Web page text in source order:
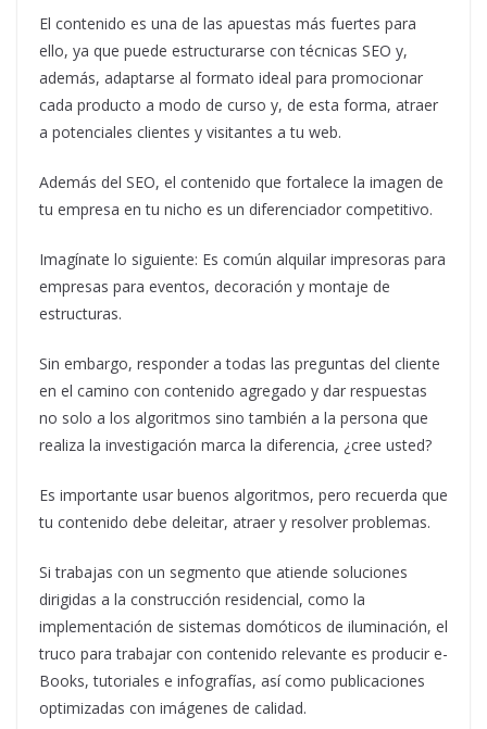
El contenido es una de las apuestas más fuertes para
ello, ya que puede estructurarse con técnicas SEO y,
además, adaptarse al formato ideal para promocionar
cada producto a modo de curso y, de esta forma, atraer
a potenciales clientes y visitantes a tu web.
Además del SEO, el contenido que fortalece la imagen de
tu empresa en tu nicho es un diferenciador competitivo.
Imagínate lo siguiente: Es común alquilar impresoras para
empresas para eventos, decoración y montaje de
estructuras.
Sin embargo, responder a todas las preguntas del cliente
en el camino con contenido agregado y dar respuestas
no solo a los algoritmos sino también a la persona que
realiza la investigación marca la diferencia, ¿cree usted?
Es importante usar buenos algoritmos, pero recuerda que
tu contenido debe deleitar, atraer y resolver problemas.
Si trabajas con un segmento que atiende soluciones
dirigidas a la construcción residencial, como la
implementación de sistemas domóticos de iluminación, el
truco para trabajar con contenido relevante es producir e-
Books, tutoriales e infografías, así como publicaciones
optimizadas con imágenes de calidad.